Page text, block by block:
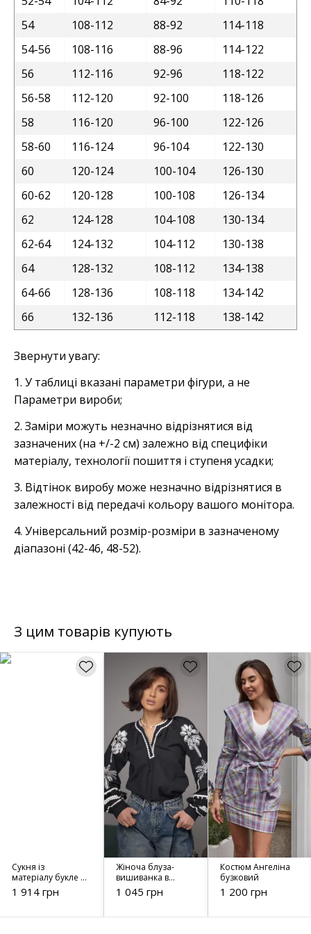
54
108-112 88-92
114-118
54-56
108-116 88-96
114-122
56
112-116 92-96
118-122
56-58
112-120 92-100
118-126
58
116-120 96-100
122-126
58-60
116-124 96-104
122-130
60
120-124 100-104
126-130
60-62
120-128 100-108
126-134
62
124-128 104-108
130-134
62-64
124-132 104-112
130-138
64
128-132 108-112
134-138
64-66
128-136 108-118
134-142
66
132-136 112-118 138-142
Звернути увагу:
1. У таблиці вказані параметри фігури, а не
Параметри вироби;
2. Заміри можуть незначно відрізнятися від
зазначених (на +/-2 см) залежно від специфіки
матеріалу, технології пошиття і ступеня усадки;
3. Відтінок виробу може незначно відрізнятися в
залежності від передачі кольору вашого монітора.
4. Універсальний розмір-розміри в зазначеному
діапазоні (42-46, 48-52).
З цим товарів купують
Сукня із
матеріалу букле з
люрексовою
ніттю 51431
1 914 грн
Жіноча блуза-
вишиванка в
етностилі 15602
чорна
1 045 грн
Костюм Ангеліна
бузковий
1 200 грн